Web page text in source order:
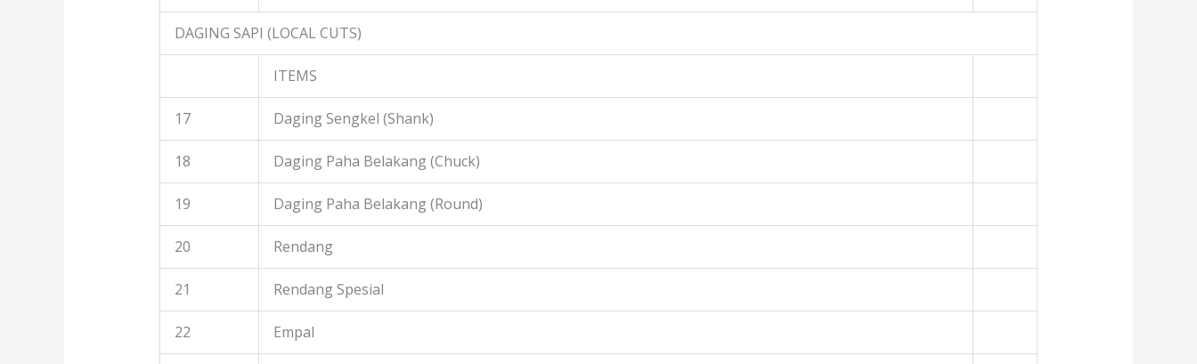
DAGING SAPI (LOCAL CUTS)
ITEMS
17 Daging Sengkel (Shank)
18 Daging Paha Belakang (Chuck)
19 Daging Paha Belakang (Round)
20 Rendang
21 Rendang Spesial
22 Empal